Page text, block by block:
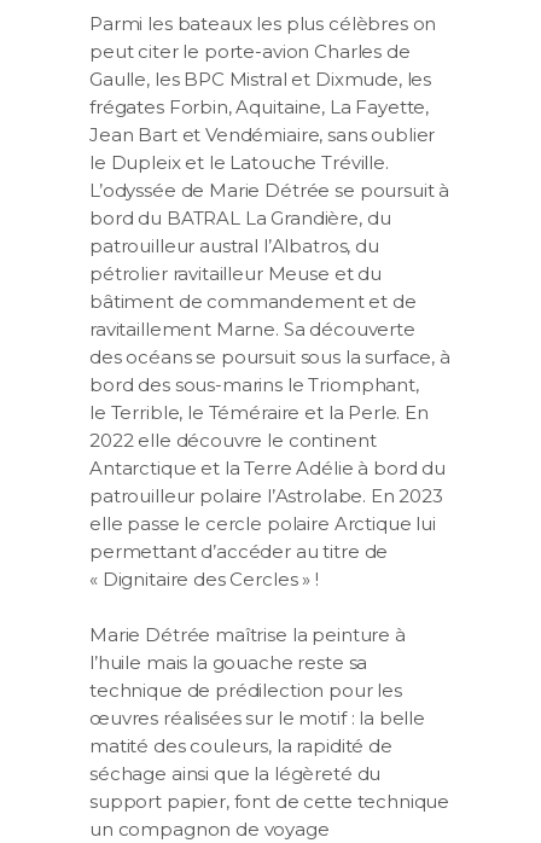
Parmi les bateaux les plus célèbres on
peut citer le porte-avion Charles de
Gaulle, les BPC Mistral et Dixmude, les
frégates Forbin, Aquitaine, La Fayette,
Jean Bart et Vendémiaire, sans oublier
le Dupleix et le Latouche Tréville.
L’odyssée de Marie Détrée se poursuit à
bord du BATRAL La Grandière, du
patrouilleur austral l’Albatros, du
pétrolier ravitailleur Meuse et du
bâtiment de commandement et de
ravitaillement Marne. Sa découverte
des océans se poursuit sous la surface, à
bord des sous-marins le Triomphant,
le Terrible, le Téméraire et la Perle. En
2022 elle découvre le continent
Antarctique et la Terre Adélie à bord du
patrouilleur polaire l’Astrolabe. En 2023
elle passe le cercle polaire Arctique lui
permettant d’accéder au titre de
« Dignitaire des Cercles » !
Marie Détrée maîtrise la peinture à
l’huile mais la gouache reste sa
technique de prédilection pour les
œuvres réalisées sur le motif : la belle
matité des couleurs, la rapidité de
séchage ainsi que la légèreté du
support papier, font de cette technique
un compagnon de voyage